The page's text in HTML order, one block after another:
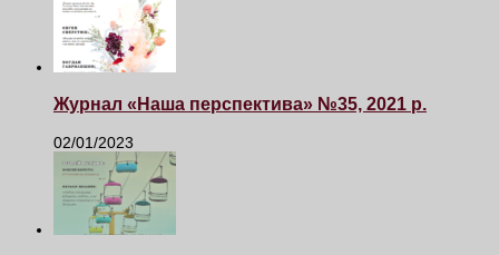
Журнал «Наша перспектива» №35, 2021 р.
02/01/2023